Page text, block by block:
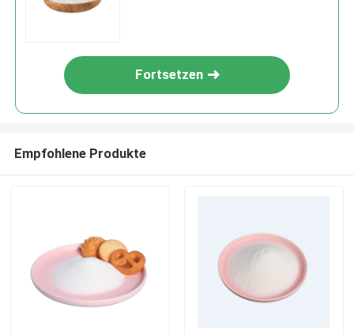
Fortsetzen
Empfohlene Produkte